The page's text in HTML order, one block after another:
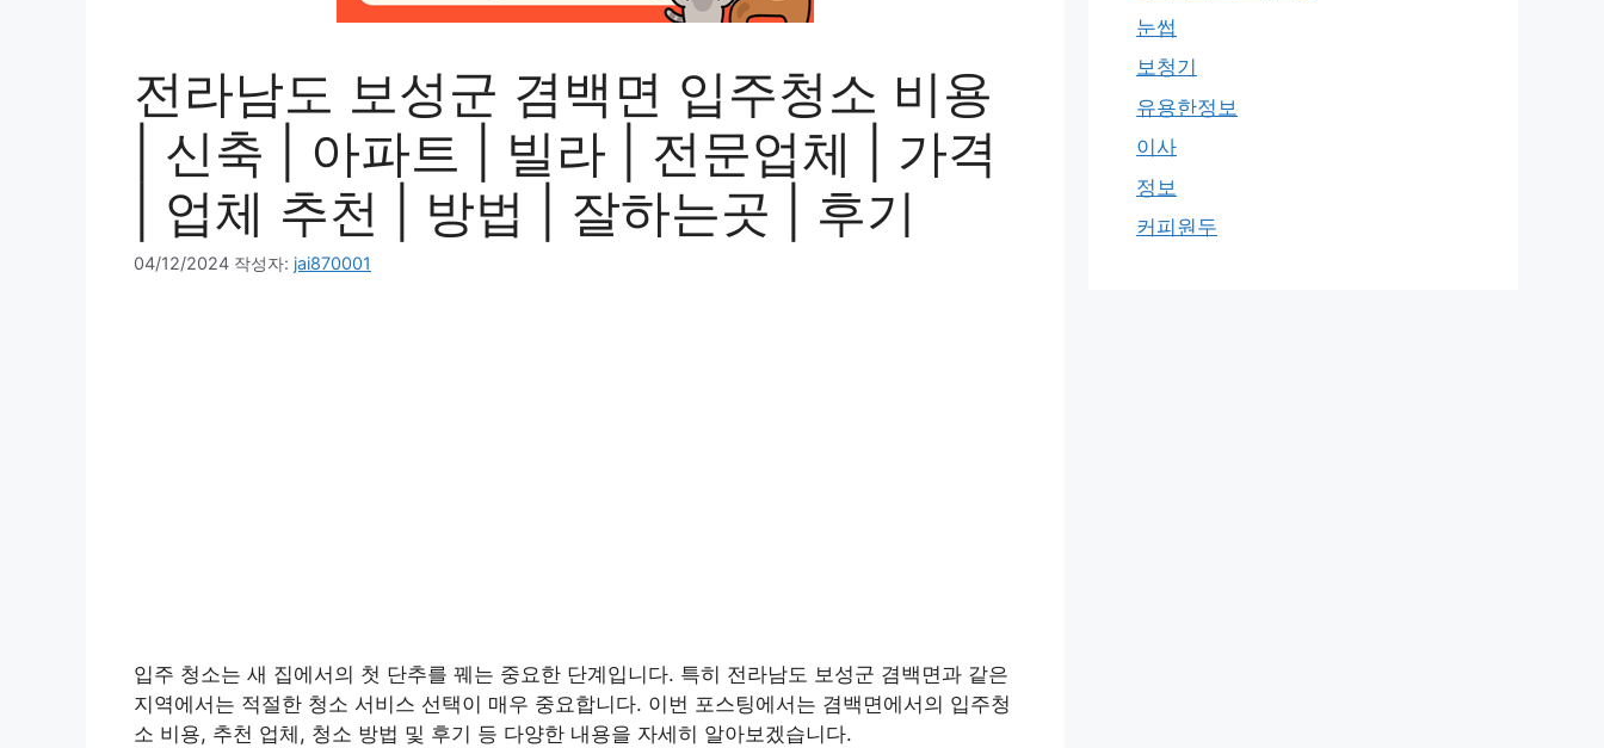
전라남도 보성군 겸백면 입주청소 비용
| 신축 | 아파트 | 빌라 | 전문업체 | 가격
| 업체 추천 | 방법 | 잘하는곳 | 후기
04/12/2024 작성자: jai870001
입주 청소는 새 집에서의 첫 단추를 꿰는 중요한 단계입니다. 특히 전라남도 보성군 겸백면과 같은
지역에서는 적절한 청소 서비스 선택이 매우 중요합니다. 이번 포스팅에서는 겸백면에서의 입주청
소 비용, 추천 업체, 청소 방법 및 후기 등 다양한 내용을 자세히 알아보겠습니다.
눈썹
보청기
유용한정보
이사
정보
커피원두